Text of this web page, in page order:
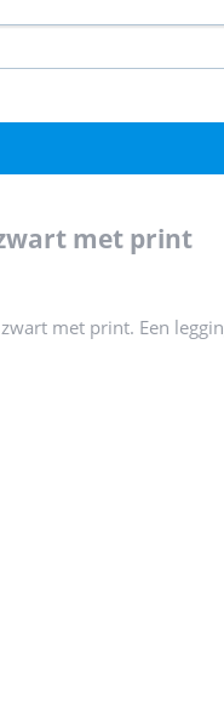
met print
met print. Een